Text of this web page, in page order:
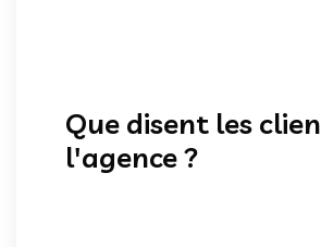
Que disent les
l'agence ?